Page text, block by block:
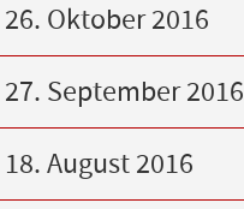
26. Oktober 2016
27. September 2016
18. August 2016